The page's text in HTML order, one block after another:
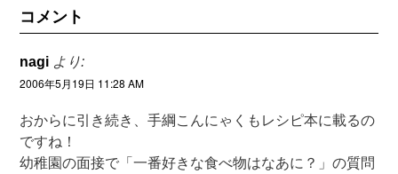
コメント
nagi より:
2006年5月19日 11:28 AM
おからに引き続き、手綱こんにゃくもレシピ本に載るの
ですね！
幼稚園の面接で「一番好きな食べ物はなあに？」の質問